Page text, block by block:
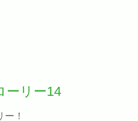
ーリー14
！